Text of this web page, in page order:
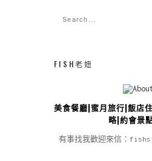
FISH老妞
美食餐廳|蜜月旅行|飯店
略|約會景
有事找我歡迎來信：